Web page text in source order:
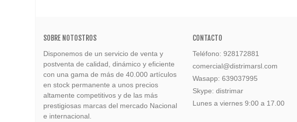
SOBRE NOTOSTROS
Disponemos de un servicio de venta y
postventa de calidad, dinámico y eficiente
con una gama de más de 40.000 artículos
en stock permanente a unos precios
altamente competitivos y de las más
prestigiosas marcas del mercado Nacional
e internacional.
CONTACTO
Teléfono: 928172881
comercial@distrimarsl.com
Wasapp: 639037995
Skype: distrimar
Lunes a viernes 9:00 a 17.00